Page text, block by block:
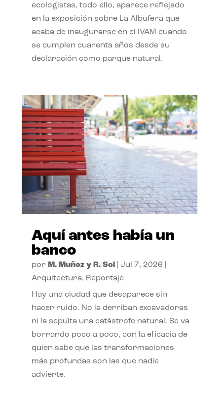
ecologistas, todo ello, aparece reflejado
en la exposición sobre La Albufera que
acaba de inaugurarse en el IVAM cuando
se cumplen cuarenta años desde su
declaración como parque natural.
Aquí antes había un
banco
por M. Muñoz y R. Sol Jul 7, 2026
Arquitectura, Reportaje
Hay una ciudad que desaparece sin
hacer ruido. No la derriban excavadoras
ni la sepulta una catástrofe natural. Se va
borrando poco a poco, con la eficacia de
quien sabe que las transformaciones
más profundas son las que nadie
advierte.